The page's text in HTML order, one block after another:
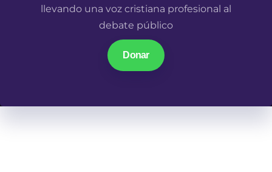
llevando una voz cristiana profesional al
debate público
Donar